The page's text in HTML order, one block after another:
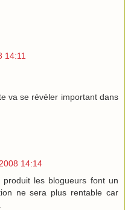
14:11
va se révéler important dans
14:14
les blogueurs font un
ne sera plus rentable car